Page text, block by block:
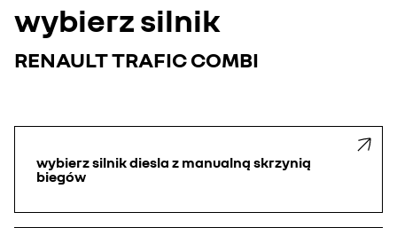
wybierz silnik
RENAULT TRAFIC COMBI
wybierz silnik diesla z manualną skrzynią
biegów